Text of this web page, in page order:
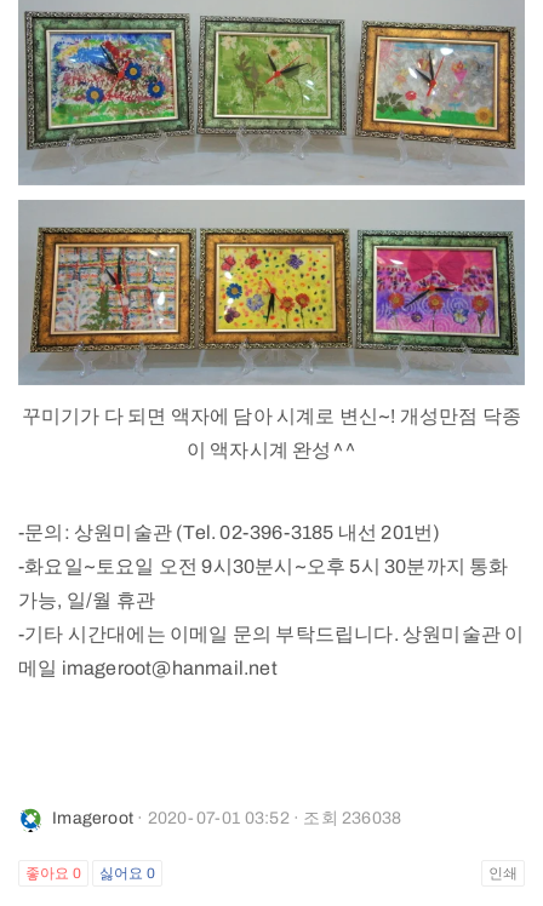
꾸미기가 다 되면 액자에 담아 시계로 변신~! 개성만점 닥종
이 액자시계 완성^^
-문의: 상원미술관 (Tel. 02-396-3185 내선 201번)
-화요일~토요일 오전 9시30분시~오후 5시 30분까지 통화
가능, 일/월 휴관
-기타 시간대에는 이메일 문의 부탁드립니다. 상원미술관 이
메일 imageroot@hanmail.net
Imageroot · 2020-07-01 03:52 · 조회 236038
좋아요 0 싫어요0 인쇄